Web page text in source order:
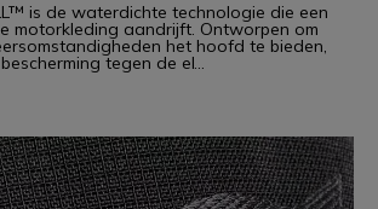
is de waterdichte technologie die een
motorkleding aandrijft. Ontworpen om
het hoofd te bieden,
tegen de el...